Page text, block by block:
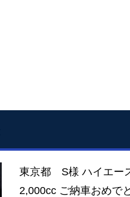
東京都 S様 ハイエ
2,000cc ご納車おめ